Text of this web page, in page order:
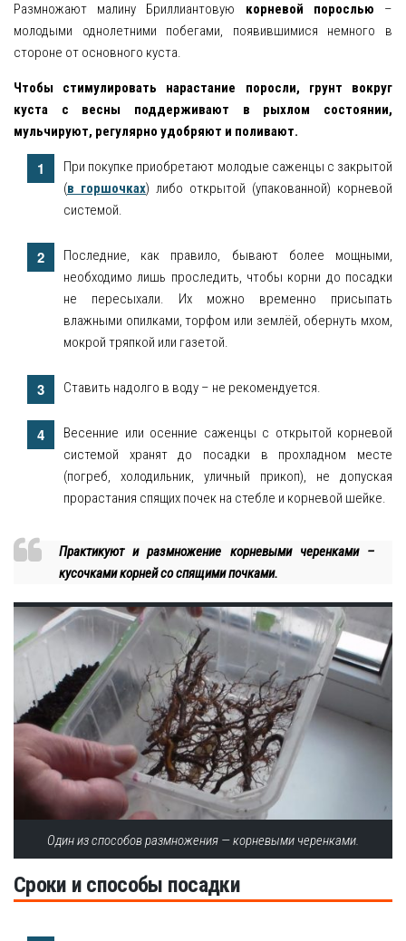
Размножают малину Бриллиантовую корневой порослью –
молодыми однолетними побегами, появившимися немного в
стороне от основного куста.
Чтобы стимулировать нарастание поросли, грунт вокруг
куста с весны поддерживают в рыхлом состоянии,
мульчируют, регулярно удобряют и поливают.
При покупке приобретают молодые саженцы с закрытой
(в горшочках) либо открытой (упакованной) корневой
системой.
Последние, как правило, бывают более мощными,
необходимо лишь проследить, чтобы корни до посадки
не пересыхали. Их можно временно присыпать
влажными опилками, торфом или землёй, обернуть мхом,
мокрой тряпкой или газетой.
Ставить надолго в воду – не рекомендуется.
Весенние или осенние саженцы с открытой корневой
системой хранят до посадки в прохладном месте
(погреб, холодильник, уличный прикоп), не допуская
прорастания спящих почек на стебле и корневой шейке.
Практикуют и размножение корневыми черенками –
кусочками корней со спящими почками.
Один из способов размножения — корневыми черенками.
Сроки и способы посадки